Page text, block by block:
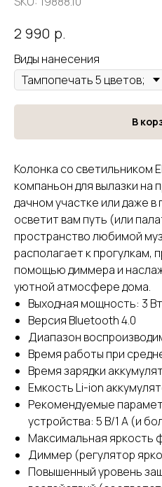
2 990 р.
Виды нанесения
В
Колонка со светильником
компаньон для вылазки на
дачном участке или даже в
осветит вам путь (или
пространство любимой
располагает к прогулкам,
помощью диммера и
уютной атмосфере дома.
Выходная мощность: 3 Вт
Версия Bluetooth 4.0
Диапазон
Время работы при
Время зарядки
Емкость Li-ion
Рекомендуемые
устройства: 5 В/1 А (и
Максимальная яркость
Диммер (регулятор
Повышенный уровень